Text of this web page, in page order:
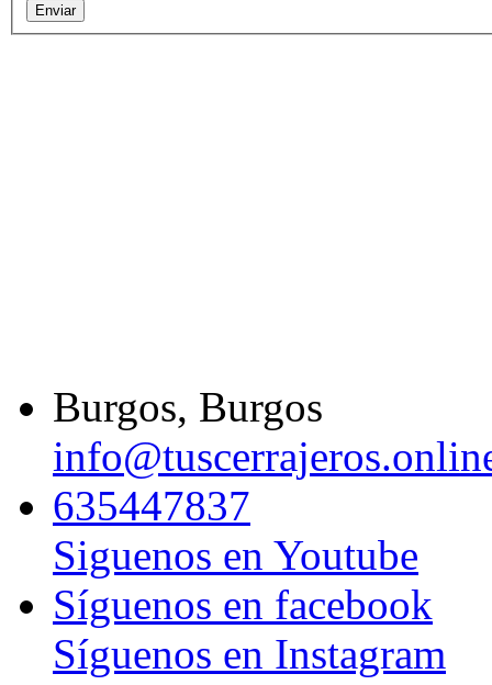
Enviar
Burgos, Burgos
635447837
Siguenos en Youtube
Síguenos en facebook
Síguenos en Instagram